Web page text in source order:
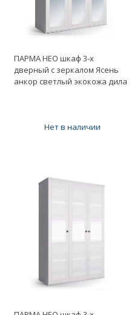
ПАРМА НЕО шкаф 3-х
дверный с зеркалом Ясень
анкор светлый экокожа дила
Нет в наличии